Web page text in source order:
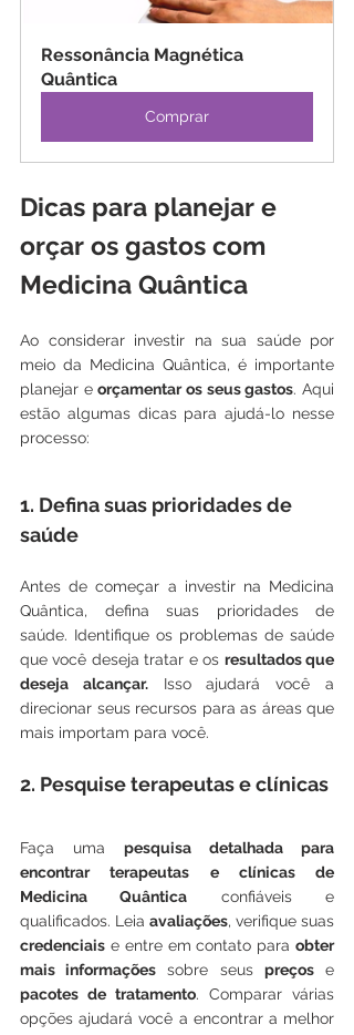
Ressonância Magnética
Quântica
Comprar
Dicas para planejar e
orçar os gastos com
Medicina Quântica
Ao considerar investir na sua saúde por
meio da Medicina Quântica, é importante
planejar e orçamentar os seus gastos. Aqui
estão algumas dicas para ajudá-lo nesse
processo:
1. Defina suas prioridades de
saúde
Antes de começar a investir na Medicina
Quântica, defina suas prioridades de
saúde. Identifique os problemas de saúde
que você deseja tratar e os resultados que
deseja alcançar. Isso ajudará você a
direcionar seus recursos para as áreas que
mais importam para você.
2. Pesquise terapeutas e clínicas
Faça uma pesquisa detalhada para
encontrar terapeutas e clínicas de
Medicina Quântica confiáveis e
qualificados. Leia avaliações
credenciais e entre em contato para obter
mais informações sobre seus preços
pacotes de tratamento. Comparar várias
opções ajudará você a encontrar a melhor